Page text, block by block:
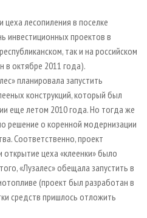
лесопиления в поселке
инвестиционных проектов в
так и на российском
в октябре 2011 года).
планировала запустить
конструкций, который был
еще летом 2010 года. Но тогда же
решение о коренной модернизации
Соответственно, проект
цеха «клеенки» было
«Лузалес» обещала запустить в
(проект был разработан в
средств пришлось отложить